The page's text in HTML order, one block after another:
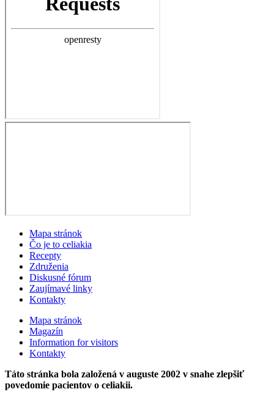
Mapa stránok
Čo je to celiakia
Recepty
Združenia
Diskusné fórum
Zaujímavé linky
Kontakty
Mapa stránok
Magazín
Information for visitors
Kontakty
Táto stránka bola založená v auguste 2002 v snahe zlepšiť
povedomie pacientov o celiakii.